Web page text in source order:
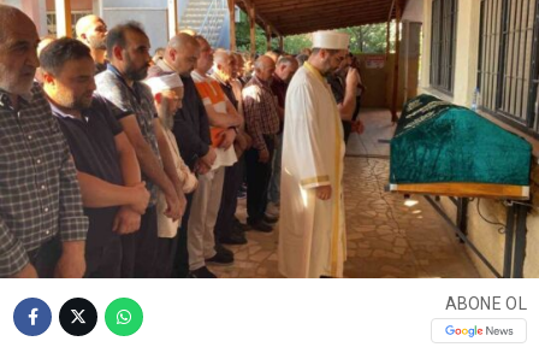
ABONE OL